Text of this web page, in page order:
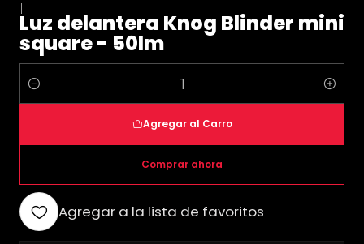
|
Luz delantera Knog Blinder mini
square - 50lm
Cantidad
Agregar al Carro
Comprar ahora
Agregar a la lista de favoritos